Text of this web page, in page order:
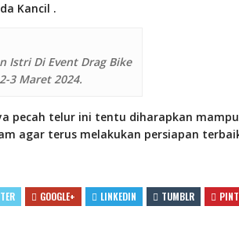
Kancil .
Istri Di Event Drag Bike
3 Maret 2024.
pecah telur ini tentu diharapkan
agar terus melakukan persiapan
GOOGLE+ LINKEDIN TUMBLR